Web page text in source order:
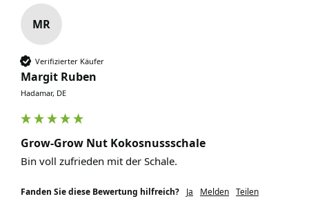
MR
Verifizierter Käufer
Margit Ruben
Hadamar, DE
Grow-Grow Nut Kokosnussschale
Bin voll zufrieden mit der Schale.
Fanden Sie diese Bewertung hilfreich? Ja Melden Teilen